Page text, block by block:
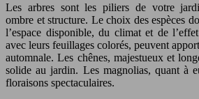
Les arbres sont les piliers de votre
ombre et structure. Le choix des espèces
l’espace disponible, du climat et de
avec leurs feuillages colorés, peuvent
automnale. Les chênes, majestueux et
solide au jardin. Les magnolias, quant à
floraisons spectaculaires.